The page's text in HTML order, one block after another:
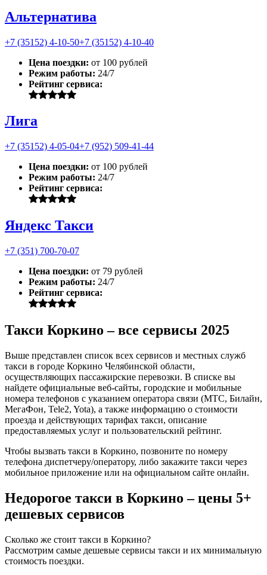
Альтернатива
+7 (35152) 4-10-50+7 (35152) 4-10-40
Цена поездки: от 100 рублей
Режим работы: 24/7
Рейтинг сервиса:
Лига
+7 (35152) 4-05-04+7 (952) 509-41-44
Цена поездки: от 100 рублей
Режим работы: 24/7
Рейтинг сервиса:
Яндекс Такси
+7 (351) 700-70-07
Цена поездки: от 79 рублей
Режим работы: 24/7
Рейтинг сервиса:
Такси Коркино – все сервисы 2025
Выше представлен список всех сервисов и местных служб
такси в городе Коркино Челябинской области,
осуществляющих пассажирские перевозки. В списке вы
найдете официальные веб-сайты, городские и мобильные
номера телефонов с указанием оператора связи (МТС, Билайн,
МегаФон, Tele2, Yota), а также информацию о стоимости
проезда и действующих тарифах такси, описание
предоставляемых услуг и пользовательский рейтинг.
Чтобы вызвать такси в Коркино, позвоните по номеру
телефона диспетчеру/оператору, либо закажите такси через
мобильное приложение или на официальном сайте онлайн.
Недорогое такси в Коркино – цены 5+
дешевых сервисов
Сколько же стоит такси в Коркино?
Рассмотрим самые дешевые сервисы такси и их минимальную
стоимость поездки.